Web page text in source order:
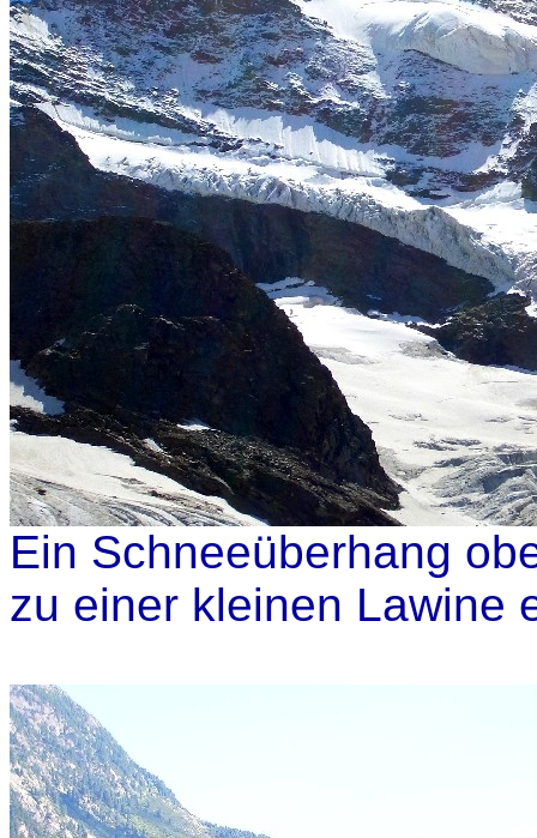
Ein Schneeüberhang
zu einer kleinen Lawine